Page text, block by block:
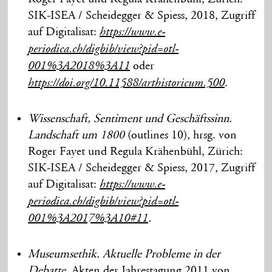
SIK-ISEA / Scheidegger & Spiess, 2018, Zugriff
auf Digitalisat:https://www.e-
periodica.ch/digbib/view?pid=otl-
001%3A2018%3A11 oder
https://doi.org/10.11588/arthistoricum.500.
Wissenschaft, Sentiment und Geschäftssinn.
Landschaft um 1800 (outlines 10), hrsg. von
Roger Fayet und Regula Krähenbühl, Zürich:
SIK-ISEA / Scheidegger & Spiess, 2017, Zugriff
auf Digitalisat:https://www.e-
periodica.ch/digbib/view?pid=otl-
001%3A2017%3A10#11.
Museumsethik. Aktuelle Probleme in der